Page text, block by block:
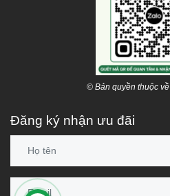
© Bản quyền thuộc về
Đăng ký nhận ưu đãi